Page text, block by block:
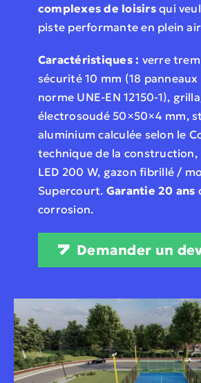
complexes de loisirsqui
piste performante en plein
Caractéristiques : verre
sécurité 10 mm (18
norme UNE-EN 12150-1),
électrosoudé 50×50×4 mm,
aluminium calculée selon le
technique de la
LED 200 W, gazon fibrillé /
Supercourt. Garantie 20 ans
corrosion.
Demander un